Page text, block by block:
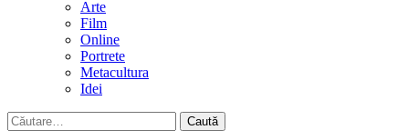
Arte
Film
Online
Portrete
Metacultura
Idei
Caută
după: